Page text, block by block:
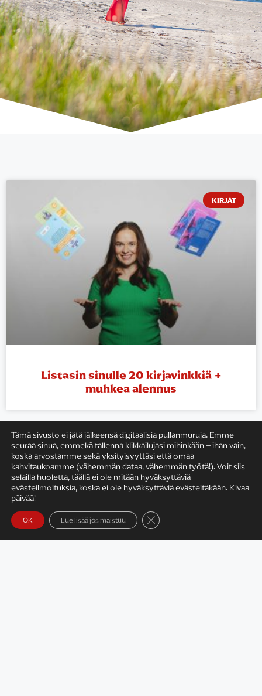
KIRJAT
Listasin sinulle 20 kirjavinkkiä +
muhkea alennus
KIRJAILIJAN TYÖ
Tämä sivusto ei jätä jälkeensä digitaalisia pullanmuruja. Emme
seuraa sinua, emmekä tallenna klikkailujasi mihinkään – ihan vain,
koska arvostamme sekä yksityisyyttäsi että omaa
kahvitaukoamme (vähemmän dataa, vähemmän työtä!). Voit siis
selailla huoletta, täällä ei ole mitään hyväksyttäviä
evästeilmoituksia, koska ei ole hyväksyttäviä evästeitäkään. Kivaa
päivää!
OK Lue lisää jos maistuu Sulje evästebanneri